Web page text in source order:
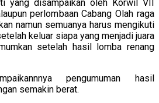
yang disampaikan oleh Korwil VII
perlombaan Cabang Olah raga
namun semuanya harus mengikuti
keluar siapa yang menjadi juara
setelah hasil lomba renang
pengumuman hasil
semakin berat.